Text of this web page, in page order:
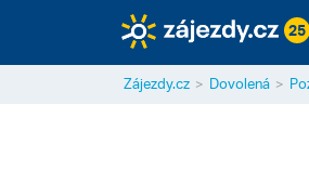
25
Zájezdy.cz Dovolená